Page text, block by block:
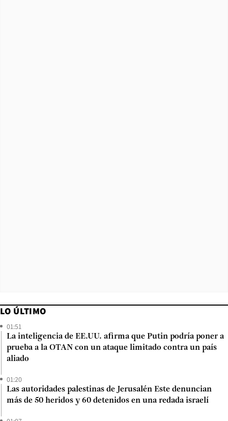
LO ÚLTIMO
01:51
La inteligencia de EE.UU. afirma que Putin podría poner a
prueba a la OTAN con un ataque limitado contra un país
aliado
01:20
Las autoridades palestinas de Jerusalén Este denuncian
más de 50 heridos y 60 detenidos en una redada israelí